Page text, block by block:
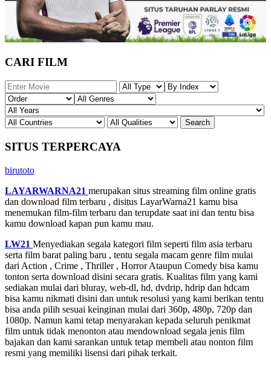
CARI FILM
SITUS TERPERCAYA
birutoto
LAYARWARNA21 merupakan situs streaming film online gratis
dan download film terbaru , disitus LayarWarna21 kamu bisa
menemukan film-film terbaru dan terupdate saat ini dan tentu bisa
kamu download kapan pun kamu mau.
LW21 Menyediakan segala kategori film seperti film asia terbaru
serta film barat paling baru , tentu segala macam genre film mulai
dari Action , Crime , Thriller , Horror Ataupun Comedy bisa kamu
tonton serta download disini secara gratis. Kualitas film yang kami
sediakan mulai dari bluray, web-dl, hd, dvdrip, hdrip dan hdcam
bisa kamu nikmati disini dan untuk resolusi yang kami berikan tentu
bisa anda pilih sesuai keinginan mulai dari 360p, 480p, 720p dan
1080p. Namun kami tetap menyarakan kepada seluruh penikmat
film untuk tidak menonton atau mendownload segala jenis film
bajakan dan kami sarankan untuk tetap membeli atau nonton film
resmi yang memiliki lisensi dari pihak terkait.